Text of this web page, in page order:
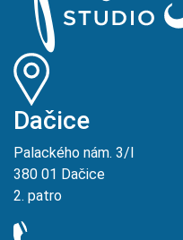
Dačice
Palackého nám. 3/I
380 01 Dačice
2. patro